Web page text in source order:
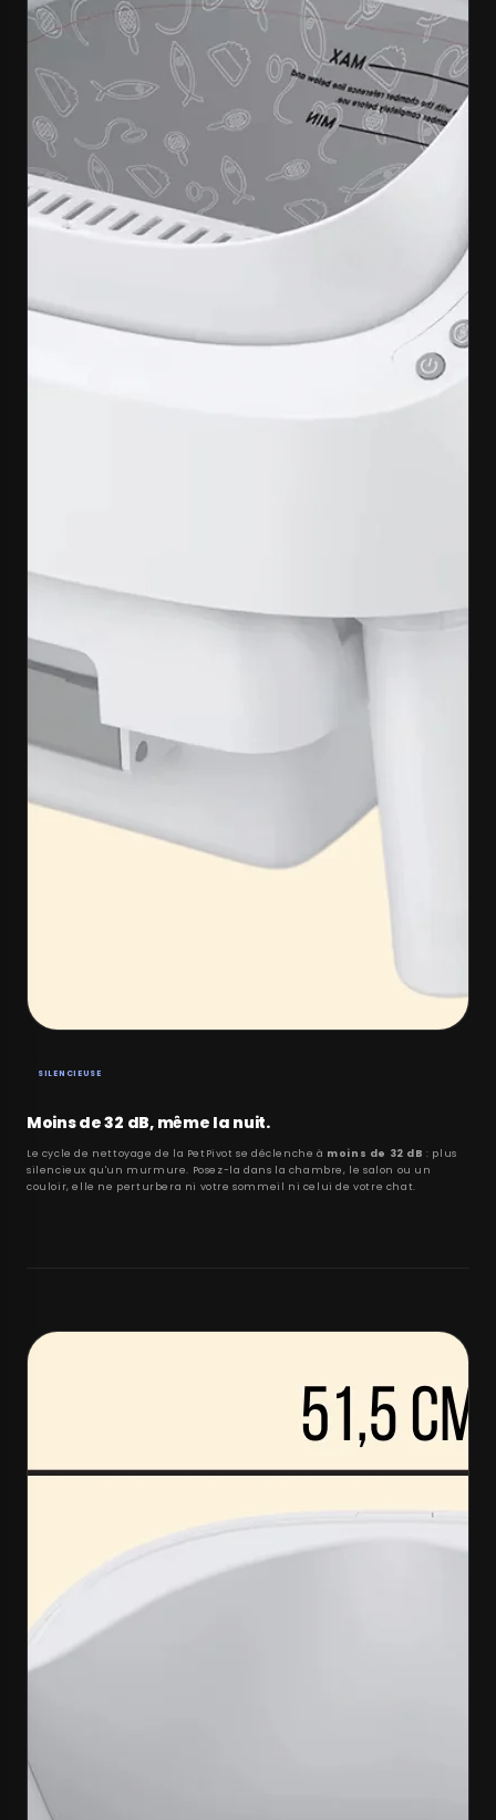
SILENCIEUSE
Moins de 32 dB, même la nuit.
Le cycle de nettoyage de la PetPivot se déclenche à moins de 32 dB : plus
silencieux qu'un murmure. Posez-la dans la chambre, le salon ou un
couloir, elle ne perturbera ni votre sommeil ni celui de votre chat.